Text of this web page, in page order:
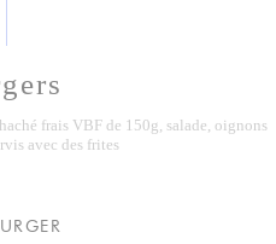
frais VBF de 150g, salade, oignons
avec des frites